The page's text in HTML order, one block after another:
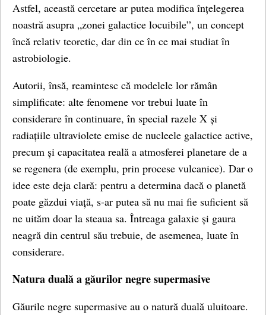
Astfel, această cercetare ar putea modifica înțelegerea
noastră asupra „zonei galactice locuibile”, un concept
încă relativ teoretic, dar din ce în ce mai studiat în
astrobiologie.
Autorii, însă, reamintesc că modelele lor rămân
simplificate: alte fenomene vor trebui luate în
considerare în continuare, în special razele X și
radiațiile ultraviolete emise de nucleele galactice active,
precum și capacitatea reală a atmosferei planetare de a
se regenera (de exemplu, prin procese vulcanice). Dar o
idee este deja clară: pentru a determina dacă o planetă
poate găzdui viață, s-ar putea să nu mai fie suficient să
ne uităm doar la steaua sa. Întreaga galaxie și gaura
neagră din centrul său trebuie, de asemenea, luate în
considerare.
Natura duală a găurilor negre supermasive
Găurile negre supermasive au o natură duală uluitoare.